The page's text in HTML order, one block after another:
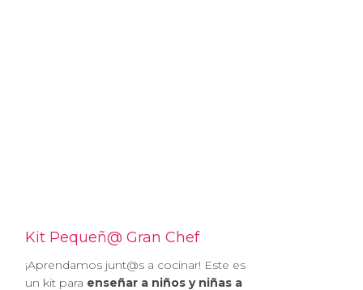
Kit Pequeñ@ Gran Chef
¡Aprendamos junt@s a cocinar! Este es
un kit para enseñar a niños y niñas a